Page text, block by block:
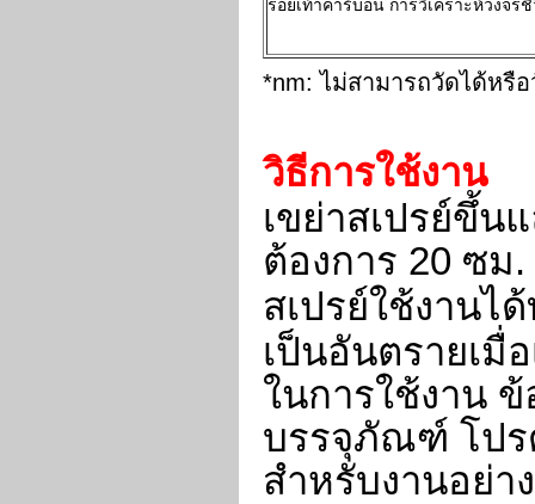
รอยเท้าคาร์บอน การวิเคราะห์วงจร
*nm: ไม่สามารถวัดได้หรื
วิธีการใช้งาน
เขย่าสเปรย์ขึ้น
ต้องการ 20 ซ
สเปรย์ใช้งานไ
เป็นอันตรายเมื่
ในการใช้งาน
บรรจุภัณฑ์ โปร
สำหรับงานอย่า